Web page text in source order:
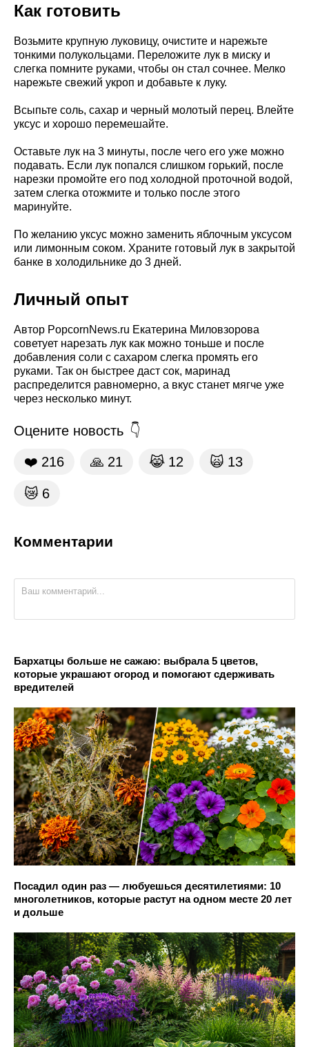
Как готовить
Возьмите крупную луковицу, очистите и нарежьте
тонкими полукольцами. Переложите лук в миску и
слегка помните руками, чтобы он стал сочнее. Мелко
нарежьте свежий укроп и добавьте к луку.
Всыпьте соль, сахар и черный молотый перец. Влейте
уксус и хорошо перемешайте.
Оставьте лук на 3 минуты, после чего его уже можно
подавать. Если лук попался слишком горький, после
нарезки промойте его под холодной проточной водой,
затем слегка отожмите и только после этого
маринуйте.
По желанию уксус можно заменить яблочным уксусом
или лимонным соком. Храните готовый лук в закрытой
банке в холодильнике до 3 дней.
Личный опыт
Автор PopcornNews.ru Екатерина Миловзорова
советует нарезать лук как можно тоньше и после
добавления соли с сахаром слегка промять его
руками. Так он быстрее даст сок, маринад
распределится равномерно, а вкус станет мягче уже
через несколько минут.
Оцените новость
❤️ 216 🙏 21 😹 12 🙀 13
😿 6
Комментарии
Бархатцы больше не сажаю: выбрала 5 цветов,
которые украшают огород и помогают сдерживать
вредителей
Посадил один раз — любуешься десятилетиями: 10
многолетников, которые растут на одном месте 20 лет
и дольше